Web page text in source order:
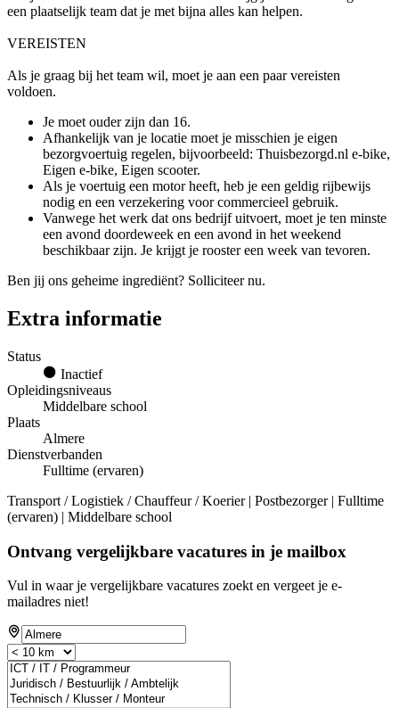
een plaatselijk team dat je met bijna alles kan helpen.
VEREISTEN
Als je graag bij het team wil, moet je aan een paar vereisten
voldoen.
Je moet ouder zijn dan 16.
Afhankelijk van je locatie moet je misschien je eigen
bezorgvoertuig regelen, bijvoorbeeld: Thuisbezorgd.nl e-bike,
Eigen e-bike, Eigen scooter.
Als je voertuig een motor heeft, heb je een geldig rijbewijs
nodig en een verzekering voor commercieel gebruik.
Vanwege het werk dat ons bedrijf uitvoert, moet je ten minste
een avond doordeweek en een avond in het weekend
beschikbaar zijn. Je krijgt je rooster een week van tevoren.
Ben jij ons geheime ingrediënt? Solliciteer nu.
Extra informatie
Status
Inactief
Opleidingsniveaus
Middelbare school
Plaats
Almere
Dienstverbanden
Fulltime (ervaren)
Transport / Logistiek / Chauffeur / Koerier | Postbezorger | Fulltime
(ervaren) | Middelbare school
Ontvang vergelijkbare vacatures in je mailbox
Vul in waar je vergelijkbare vacatures zoekt en vergeet je e-
mailadres niet!